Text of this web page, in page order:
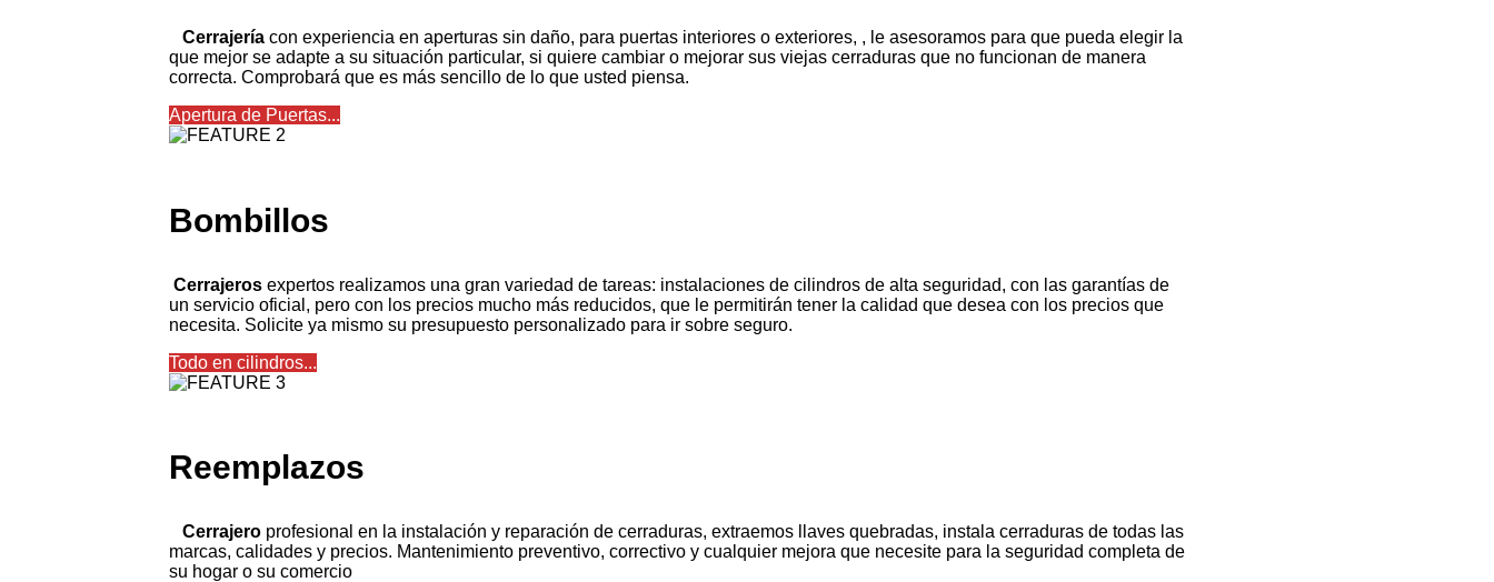
Cerrajería con experiencia en aperturas sin daño, para puertas interiores o exteriores, , le asesoramos para que pueda elegir la
que mejor se adapte a su situación particular, si quiere cambiar o mejorar sus viejas cerraduras que no funcionan de manera
correcta. Comprobará que es más sencillo de lo que usted piensa.
Apertura de Puertas...
Bombillos
Cerrajeros expertos realizamos una gran variedad de tareas: instalaciones de cilindros de alta seguridad, con las garantías de
un servicio oficial, pero con los precios mucho más reducidos, que le permitirán tener la calidad que desea con los precios que
necesita. Solicite ya mismo su presupuesto personalizado para ir sobre seguro.
Todo en cilindros...
Reemplazos
Cerrajero profesional en la instalación y reparación de cerraduras, extraemos llaves quebradas, instala cerraduras de todas las
marcas, calidades y precios. Mantenimiento preventivo, correctivo y cualquier mejora que necesite para la seguridad completa de
su hogar o su comercio